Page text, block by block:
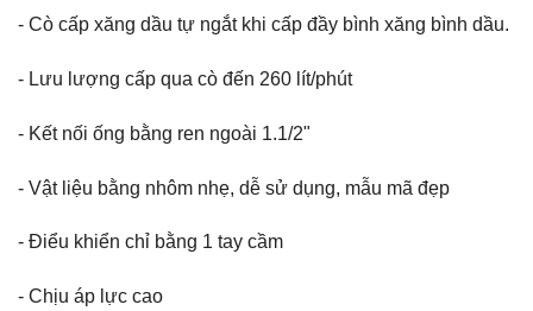
- Cò cấp xăng dầu tự ngắt khi cấp đầy bình xăng bình dầu.
- Lưu lượng cấp qua cò đến 260 lít/phút
- Kết nối ống bằng ren ngoài 1.1/2"
- Vật liệu bằng nhôm nhẹ, dễ sử dụng, mẫu mã đẹp
- Điểu khiển chỉ bằng 1 tay cầm
- Chịu áp lực cao